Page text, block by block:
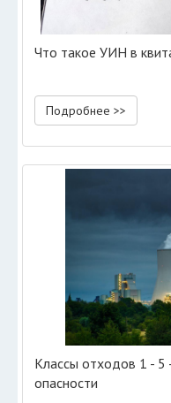
Что такое УИН в
Подробнее >>
Классы отходов 1 - 5
опасности